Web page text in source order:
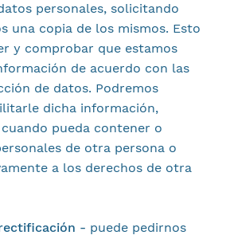
personales, solicitando
una copia de los mismos. Esto
y comprobar que estamos
de acuerdo con las
de datos. Podremos
dicha información,
pueda contener o
de otra persona o
a los derechos de otra
- puede pedirnos